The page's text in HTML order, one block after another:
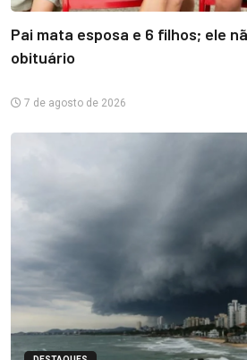
Pai mata esposa e 6 filhos; ele
obituário
7 de agosto de 2026